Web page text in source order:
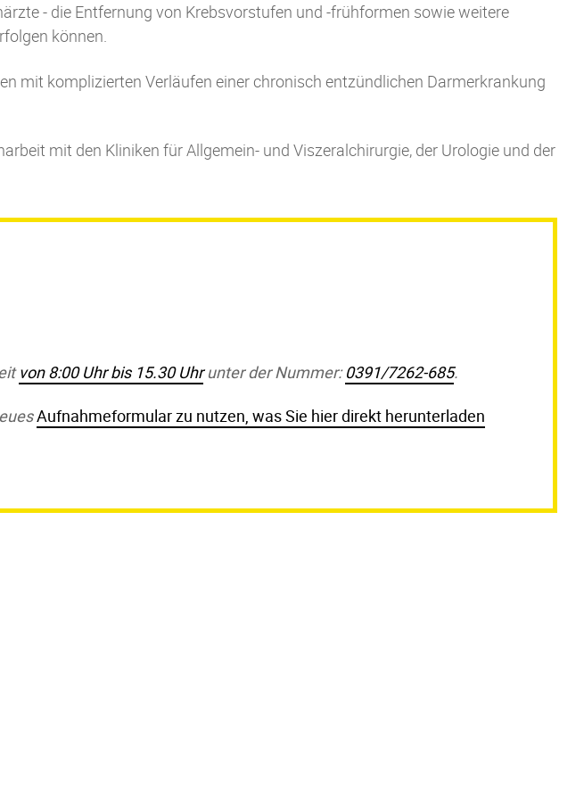
- die Entfernung von Krebsvorstufen und -frühformen sowie weitere
können.
mit komplizierten Verläufen einer chronisch entzündlichen Darmerkrankung
mit den Kliniken für Allgemein- und Viszeralchirurgie, der Urologie und der
von 8:00 Uhr bis 15.30 Uhrunter der Nummer:0391/7262-685.
Aufnahmeformular zu nutzen, was Sie hier direkt herunterladen